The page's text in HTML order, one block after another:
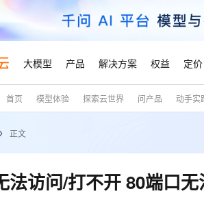
大模型 产品 解决方案 权益 定价
首页 模型体验 探索云世界 问产品 动手实
正文
法访问/打不开 80端口
大模型
精选产品
轻量应用服务器
精选解决方案
Agency Agents：拥有
普惠上云
官方推荐返现计划
产品定价
云上成本管理
精选商城
多端小程序
成为销售伙伴
咨询伙伴
售前咨询
售后服务
为什么选择阿里云
技术领先